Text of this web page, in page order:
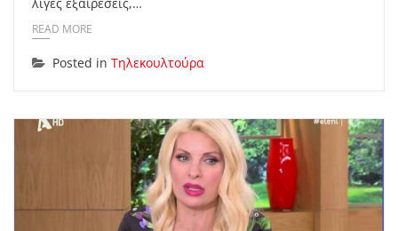
READ MORE
Posted in Τηλεκουλτούρα